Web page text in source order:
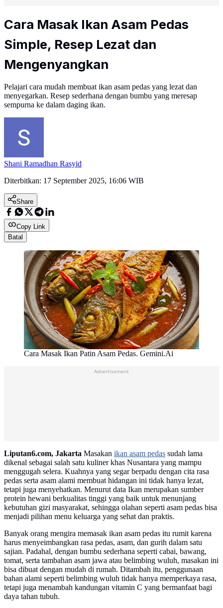
Cara Masak Ikan Asam Pedas
Simple, Resep Lezat dan
Mengenyangkan
Pelajari cara mudah membuat ikan asam pedas yang lezat dan
menyegarkan. Resep sederhana dengan bumbu yang meresap
sempurna ke dalam daging ikan.
Shani Ramadhan Rasyid
Diterbitkan: 17 September 2025, 16:06 WIB
Share
Copy Link
Batal
Cara Masak Ikan Patin Asam Pedas. Gemini.Ai
Advertisement
Liputan6.com, Jakarta Masakan ikan asam pedas sudah lama
dikenal sebagai salah satu kuliner khas Nusantara yang mampu
menggugah selera. Kuahnya yang segar berpadu dengan cita rasa
pedas serta asam alami membuat hidangan ini tidak hanya lezat,
tetapi juga menyehatkan. Menurut data Ikan merupakan sumber
protein hewani berkualitas tinggi yang baik untuk menunjang
kebutuhan gizi masyarakat, sehingga olahan seperti asam pedas bisa
menjadi pilihan menu keluarga yang sehat dan praktis.
Banyak orang mengira memasak ikan asam pedas itu rumit karena
harus menyeimbangkan rasa pedas, asam, dan gurih dalam satu
sajian. Padahal, dengan bumbu sederhana seperti cabai, bawang,
tomat, serta tambahan asam jawa atau belimbing wuluh, masakan ini
bisa dibuat dengan mudah di rumah. Ditambah itu, penggunaan
bahan alami seperti belimbing wuluh tidak hanya memperkaya rasa,
tetapi juga menambah kandungan vitamin C yang bermanfaat bagi
daya tahan tubuh.